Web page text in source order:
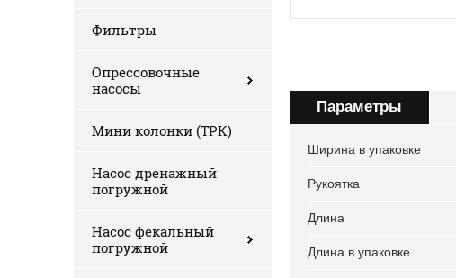
Фильтры
Опрессовочные
насосы
Мини колонки (ТРК)
Насос дренажный
погружной
Насос фекальный
погружной
Параметры
Ширина в упаковке
Рукоятка
Длина
Длина в упаковке